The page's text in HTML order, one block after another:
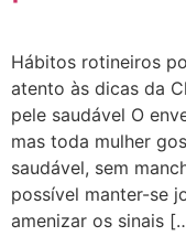
Hábitos rotineiros
atento às dicas da
pele saudável O
mas toda mulher
saudável, sem
possível manter-se
amenizar os sinais